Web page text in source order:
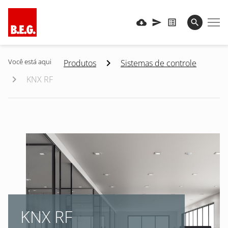
Você está aqui Produtos
Sistemas de controle
KNX RF
KNX RF